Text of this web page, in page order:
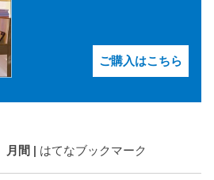
ご購入はこちら
月間 はてなブックマーク